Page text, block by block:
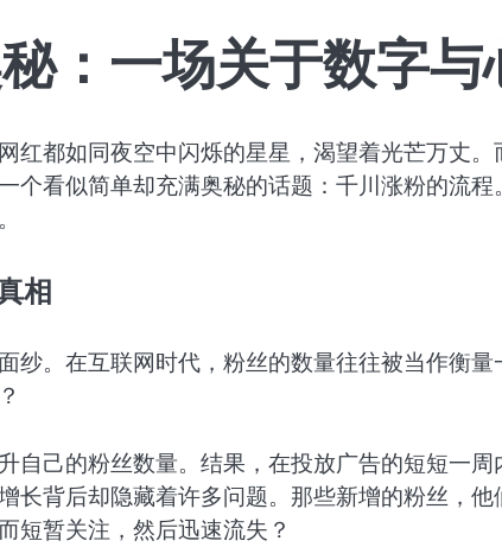
：一场关于数字与
红都如同夜空中闪烁的星星，渴望着光芒万丈
个看似简单却充满奥秘的话题：千川涨粉的流
相
纱。在互联网时代，粉丝的数量往往被当作衡
自己的粉丝数量。结果，在投放广告的短短一
长背后却隐藏着许多问题。那些新增的粉丝，
短暂关注，然后迅速流失？